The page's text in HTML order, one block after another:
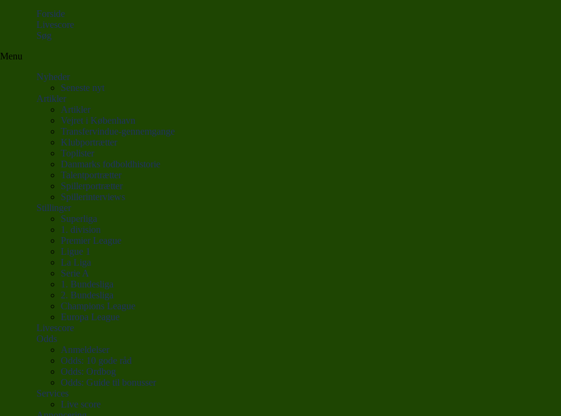
Forside
Livescore
Søg
Menu
Nyheder
Seneste nyt
Artikler
Artikler
Vejret i København
Transfervindue-gennemgange
Klubportrætter
Toplister
Danmarks fodboldhistorie
Talentportrætter
Spillerportrætter
Spillerinterviews
Stillinger
Superliga
1. division
Premier League
Ligue 1
La Liga
Serie A
1. Bundesliga
2. Bundesliga
Champions League
Europa League
Livescore
Odds
Anmeldelser
Odds: 10 gode råd
Odds: Ordbog
Odds: Guide til bonusser
Services
Live score